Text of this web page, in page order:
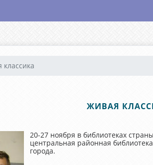
ЖИВАЯ
20-27 ноября в библиотеках
центральная районная
города.